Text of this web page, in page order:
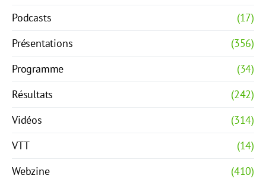
Podcasts
(17)
Présentations
(356)
Programme
(34)
Résultats
(242)
Vidéos
(314)
VTT
(14)
Webzine
(410)